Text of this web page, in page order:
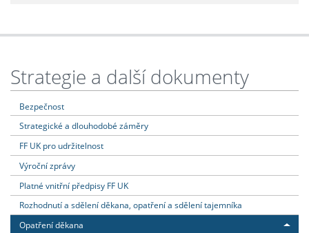
Strategie a další dokumenty
Bezpečnost
Strategické a dlouhodobé záměry
FF UK pro udržitelnost
Výroční zprávy
Platné vnitřní předpisy FF UK
Rozhodnutí a sdělení děkana, opatření a sdělení tajemníka
Opatření děkana